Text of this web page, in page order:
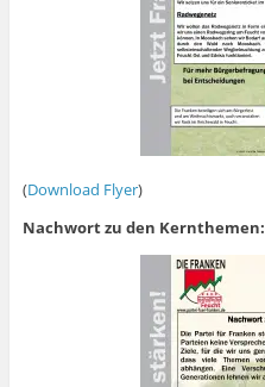
(Download Flyer)
Nachwort zu den Kernthemen: